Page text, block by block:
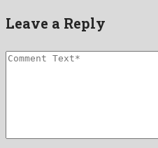
Leave a Reply